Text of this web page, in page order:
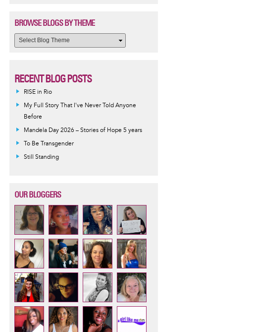
BROWSE BLOGS BY THEME
RECENT BLOG POSTS
RISE in Rio
My Full Story That I've Never Told Anyone
Before
Mandela Day 2026 – Stories of Hope 5 years
To Be Transgender
Still Standing
OUR BLOGGERS